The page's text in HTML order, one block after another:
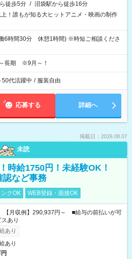
徒歩5分 / 沼袋駅から徒歩16分
！誰もが知る大ヒットアニメ・映画の制作
6時間30分 休憩1時間) ※時短ご相談くださ
長期 ※9月～！
50代活躍中 / 服装自由
応募する 詳細へ
掲載日：2026.08.07
未読
時給1750円！未経験OK！
認など事務
ンクOK WEB登録・面接OK
月収例】290,937円～ ■給与の前払いが可
あり
あり
あり